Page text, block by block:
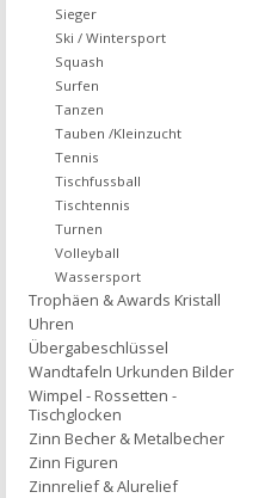
Sieger
Ski / Wintersport
Squash
Surfen
Tanzen
Tauben /Kleinzucht
Tennis
Tischfussball
Tischtennis
Turnen
Volleyball
Wassersport
Trophäen & Awards Kristall
Uhren
Übergabeschlüssel
Wandtafeln Urkunden Bilder
Wimpel - Rossetten -
Tischglocken
Zinn Becher & Metalbecher
Zinn Figuren
Zinnrelief & Alurelief